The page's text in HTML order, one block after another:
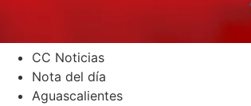
CC Noticias
Nota del día
Aguascalientes